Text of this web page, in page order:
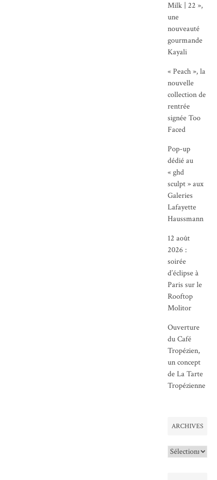
Milk | 22 »,
une
nouveauté
gourmande
Kayali
« Peach », la
nouvelle
collection de
rentrée
signée Too
Faced
Pop-up
dédié au
« ghd
sculpt » aux
Galeries
Lafayette
Haussmann
12 août
2026 :
soirée
d’éclipse à
Paris sur le
Rooftop
Molitor
Ouverture
du Café
Tropézien,
un concept
de La Tarte
Tropézienne
ARCHIVES
Archives